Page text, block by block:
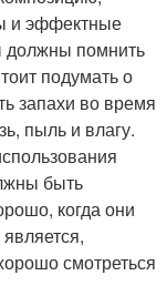
и эффектные
помнить
подумать о
запахи во время
пыль и влагу.
быть
когда они
смотреться